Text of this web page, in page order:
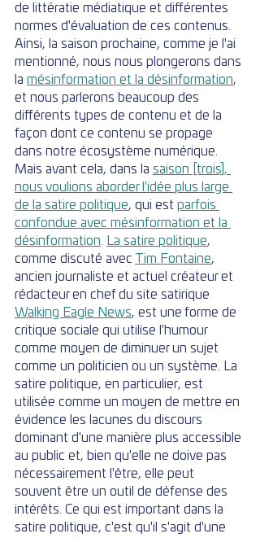
de littératie médiatique et différentes
normes d'évaluation de ces contenus.
Ainsi, la saison prochaine, comme je l'ai
mentionné, nous nous plongerons dans
la mésinformation et la désinformation,
et nous parlerons beaucoup des
différents types de contenu et de la
façon dont ce contenu se propage
dans notre écosystème numérique.
Mais avant cela, dans la saison [trois],
nous voulions aborder l'idée plus large
de la satire politique, qui est parfois
confondue avec mésinformation et la
désinformation
La satire politique,
comme discuté avec
Tim Fontaine,
ancien journaliste et actuel créateur et
rédacteur en chef du site satirique
Walking Eagle News, est une forme de
critique sociale qui utilise l'humour
comme moyen de diminuer un sujet
comme un politicien ou un système. La
satire politique, en particulier, est
utilisée comme un moyen de mettre en
évidence les lacunes du discours
dominant d'une manière plus accessible
au public et, bien qu'elle ne doive pas
nécessairement l'être, elle peut
souvent être un outil de défense des
intérêts. Ce qui est important dans la
satire politique, c'est qu'il s'agit d'une